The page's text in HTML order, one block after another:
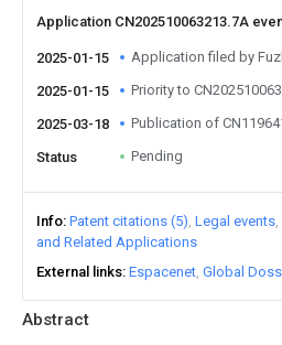
Abstract
Application CN202510063213.7A
2025-01-15 Application filed by
2025-01-15 Priority to
2025-03-18 Publication of
Status Pending
Info Patent citations (5) Legal events
and Related Applications
External links Espacenet Global